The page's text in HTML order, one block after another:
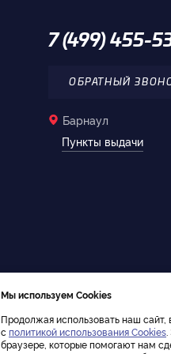
7 (499) 455-
ОБРАТНЫЙ
Барнаул
Пункты выдачи
Мы используем Cookies
Продолжая использовать наш сайт,
с политикой использования Cookies
браузере, которые помогают нам